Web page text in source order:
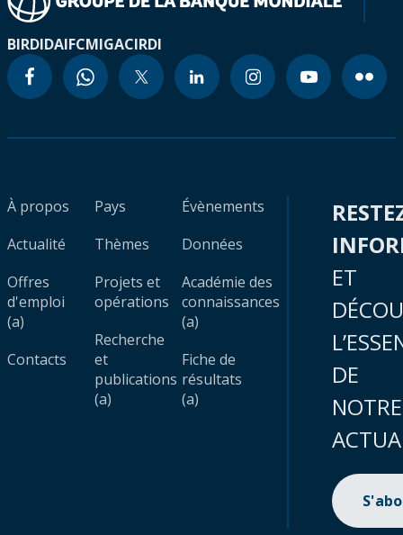
BIRDIDAIFCMIGACIRDI
À propos
Actualité
Offres
d'emploi
(a)
Contacts
Pays
Thèmes
Projets et
opérations
Recherche
et
publications
(a)
Évènements
Données
Académie des
connaissances
(a)
Fiche de
résultats
(a)
ET
DE
NOTRE